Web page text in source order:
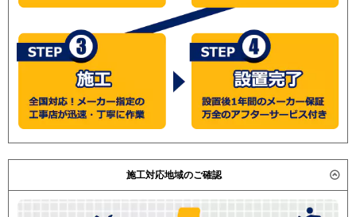
施工対応地域のご確認